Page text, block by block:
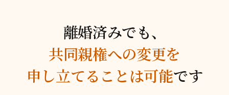
離婚済みでも、
共同親権への変更を
申し立てることは可能です